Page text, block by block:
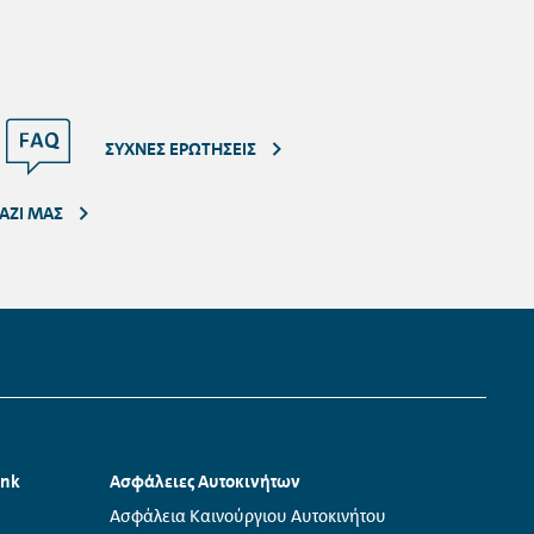
ΣΥΧΝΈΣ ΕΡΩΤΉΣΕΙΣ
ΜΑΣ
Ασφάλειες Αυτοκινήτων
Links:
Ασφάλεια Καινούργιου Αυτοκινήτου